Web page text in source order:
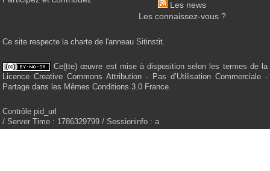
Les news
Les connaissez-vous ?
Ce site respecte la charte de l'anneau Sitinstit.
Ce(tte) œuvre est mise à disposition selon les termes de la
Licence Creative Commons Attribution - Pas d’Utilisation Commerciale -
Partage dans les Mêmes Conditions 3.0 France.
Contrôle pid_url
/ Server Time : 1786329799 / Sessioninfo : a